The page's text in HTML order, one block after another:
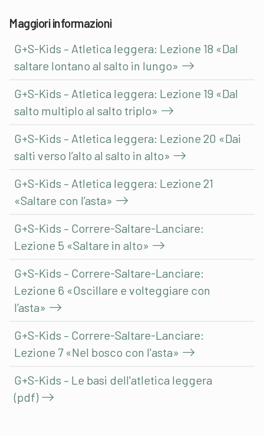
Maggiori informazioni
G+S-Kids – Atletica leggera: Lezione 18 «Dal
saltare lontano al salto in lungo»
G+S-Kids – Atletica leggera: Lezione 19 «Dal
salto multiplo al salto triplo»
G+S-Kids – Atletica leggera: Lezione 20 «Dai
salti verso l’alto al salto in alto»
G+S-Kids – Atletica leggera: Lezione 21
«Saltare con l’asta»
G+S-Kids – Correre-Saltare-Lanciare:
Lezione 5 «Saltare in alto»
G+S-Kids – Correre-Saltare-Lanciare:
Lezione 6 «Oscillare e volteggiare con
l’asta»
G+S-Kids – Correre-Saltare-Lanciare:
Lezione 7 «Nel bosco con l'asta»
G+S-Kids – Le basi dell'atletica leggera
(pdf)